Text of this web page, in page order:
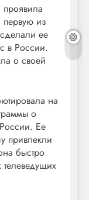
проявила
из
ее
в России.
о своей
на
о
Ее
привлекли
быстро